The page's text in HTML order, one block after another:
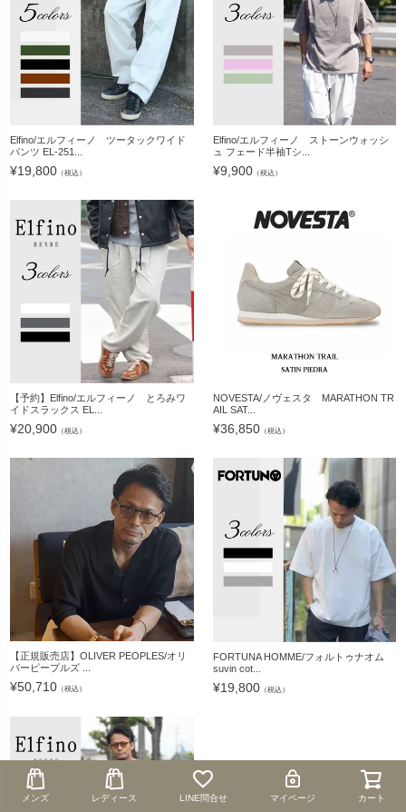
メンズ レディース LINE問合せ マイページ カート
メンズ レディース LINE問合せ マイページ カート
Elfino/エルフィーノ ツータックワイド
パンツ EL-251...
¥19,800 （税込）
Elfino/エルフィーノ ストーンウォッシ
ュ フェード半袖Tシ...
¥9,900（税込）
【予約】Elfino/エルフィーノ とろみワ
イドスラックス EL...
¥20,900 （税込）
NOVESTA/ノヴェスタ MARATHON TR
AIL SAT...
¥36,850（税込）
【正規販売店】OLIVER PEOPLES/オリ
バーピープルズ ...
¥50,710 （税込）
FORTUNA HOMME/フォルトゥナオム
suvin cot...
¥19,800（税込）